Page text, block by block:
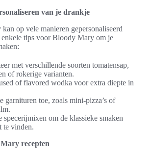
van je drankje
op vele manieren gepersonaliseerd
tips voor Bloody Mary om je
met verschillende soorten tomatensap,
of rokerige varianten.
of flavored wodka voor extra diepte in
garnituren toe, zoals mini-pizza’s of
specerijmixen om de klassieke smaken
te vinden.
recepten